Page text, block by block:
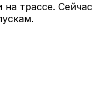
трассе. Сейчас